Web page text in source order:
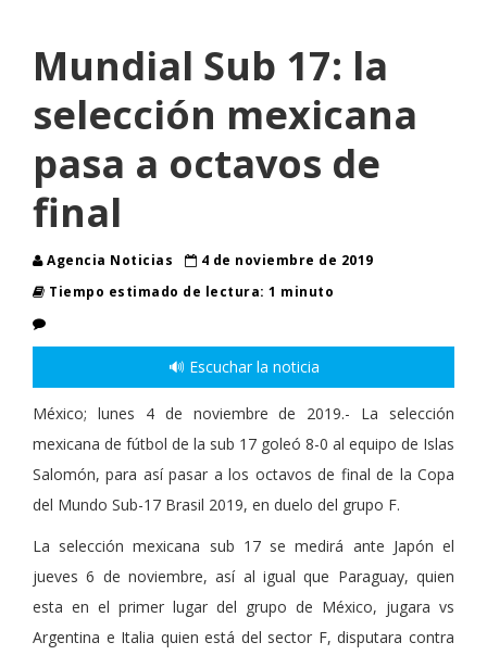
Mundial Sub 17: la
selección mexicana
pasa a octavos de
final
Agencia Noticias
4 de noviembre de 2019
Tiempo estimado de lectura: 1 minuto
🔊 Escuchar la noticia
México; lunes 4 de noviembre de 2019.- La selección
mexicana de fútbol de la sub 17 goleó 8-0 al equipo de Islas
Salomón, para así pasar a los octavos de final de la Copa
del Mundo Sub-17 Brasil 2019, en duelo del grupo F.
La selección mexicana sub 17 se medirá ante Japón el
jueves 6 de noviembre, así al igual que Paraguay, quien
esta en el primer lugar del grupo de México, jugara vs
Argentina e Italia quien está del sector F, disputara contra